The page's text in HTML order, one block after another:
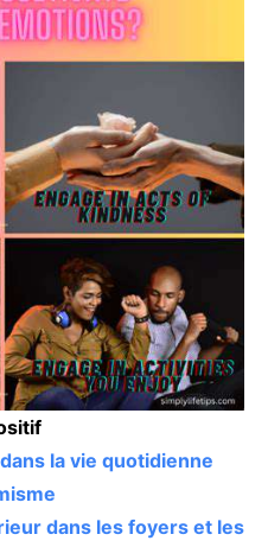
la vie quotidienne
dans les foyers et les